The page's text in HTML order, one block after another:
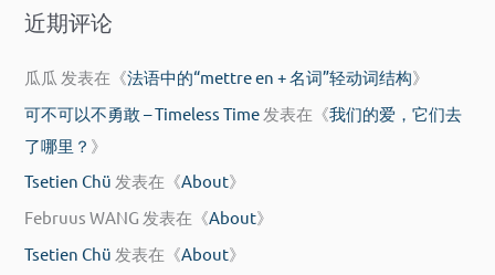
近期评论
瓜瓜 发表在《法语中的“mettre en + 名词”轻动词结构》
可不可以不勇敢 – Timeless Time 发表在《我们的爱，它们去
了哪里？ 》
Tsetien Chü 发表在《About》
Februus WANG 发表在《About》
Tsetien Chü 发表在《About》